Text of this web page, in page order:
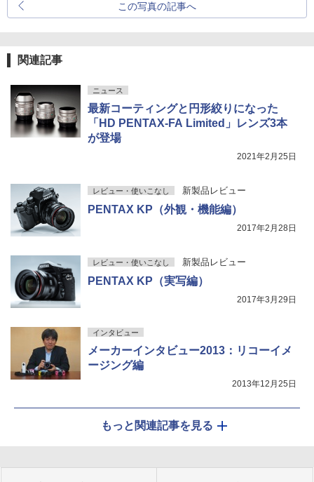
この写真の記事へ
関連記事
ニュース
最新コーティングと円形絞りになった
「HD PENTAX-FA Limited」レンズ3本
が登場
2021年2月25日
レビュー・使いこなし 新製品レビュー
PENTAX KP（外観・機能編）
2017年2月28日
レビュー・使いこなし 新製品レビュー
PENTAX KP（実写編）
2017年3月29日
インタビュー
メーカーインタビュー2013：リコーイメ
ージング編
2013年12月25日
もっと関連記事を見る